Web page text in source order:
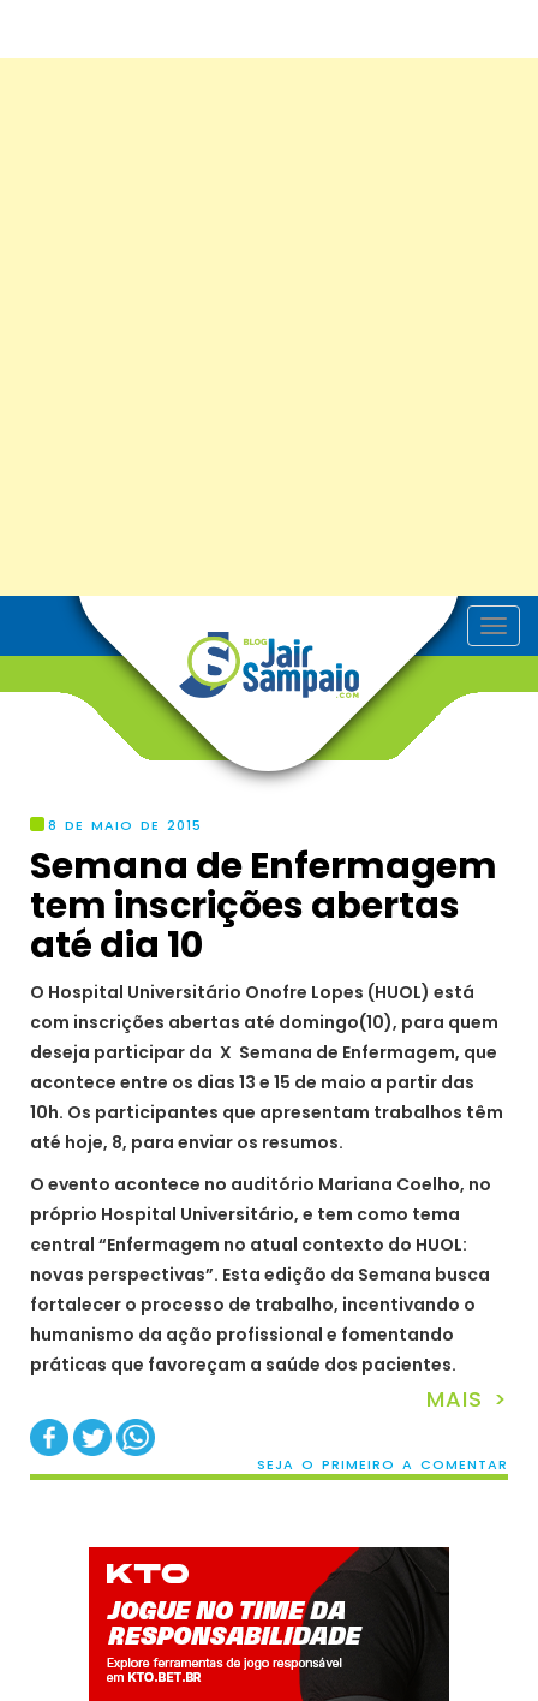
T
o
t
i
8 DE MAIO DE 2015
Semana de Enfermagem
tem inscrições abertas
até dia 10
O Hospital Universitário Onofre Lopes (HUOL) está
com inscrições abertas até domingo(10), para quem
deseja participar da X Semana de Enfermagem, que
acontece entre os dias 13 e 15 de maio a partir das
10h. Os participantes que apresentam trabalhos têm
até hoje, 8, para enviar os resumos.
O evento acontece no auditório Mariana Coelho, no
próprio Hospital Universitário, e tem como tema
central “Enfermagem no atual contexto do HUOL:
novas perspectivas”. Esta edição da Semana busca
fortalecer o processo de trabalho, incentivando o
humanismo da ação profissional e fomentando
práticas que favoreçam a saúde dos pacientes.
MAIS >
SEJA O PRIMEIRO A COMENTAR